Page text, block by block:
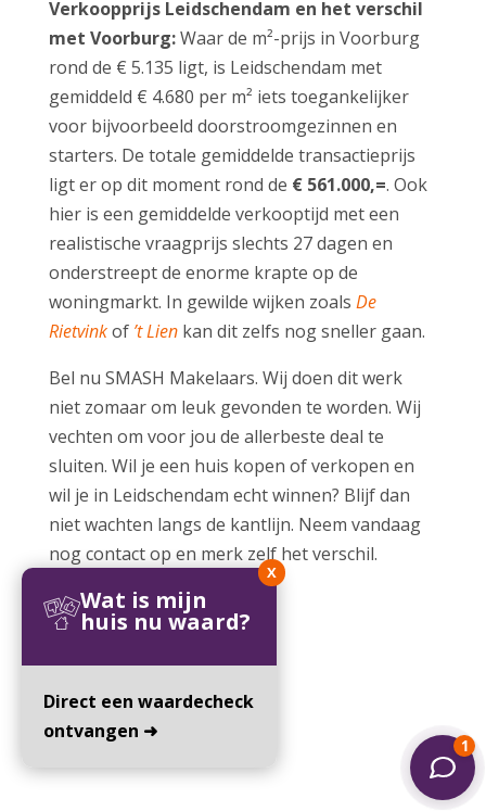
Verkoopprijs Leidschendam en het verschil
met Voorburg:Waar de m²-prijs in Voorburg
rond de € 5.135 ligt, is Leidschendam met
gemiddeld € 4.680 per m² iets toegankelijker
voor bijvoorbeeld doorstroomgezinnen en
starters. De totale gemiddelde transactieprijs
ligt er op dit moment rond de € 561.000,=. Ook
hier is een gemiddelde verkooptijd met een
realistische vraagprijs slechts 27 dagen en
onderstreept de enorme krapte op de
woningmarkt. In gewilde wijken zoals De
Rietvinkof ’t Lienkan dit zelfs nog sneller gaan.
Bel nu SMASH Makelaars. Wij doen dit werk
niet zomaar om leuk gevonden te worden. Wij
vechten om voor jou de allerbeste deal te
sluiten. Wil je een huis kopen of verkopen en
wil je in Leidschendam echt winnen? Blijf dan
niet wachten langs de kantlijn. Neem vandaag
nog contact op en merk zelf het verschil.
Wat is mijn
huis nu waard?
Direct een waardecheck
ontvangen ➜
X